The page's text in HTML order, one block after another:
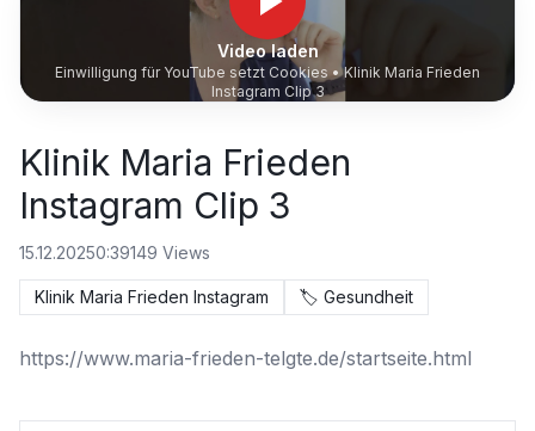
Video laden
Einwilligung für YouTube setzt Cookies •Klinik Maria Frieden
Instagram Clip 3
Klinik Maria Frieden
Instagram Clip 3
15.12.20250:39149 Views
Klinik Maria Frieden Instagram 🏷️ Gesundheit
https://www.maria-frieden-telgte.de/startseite.html